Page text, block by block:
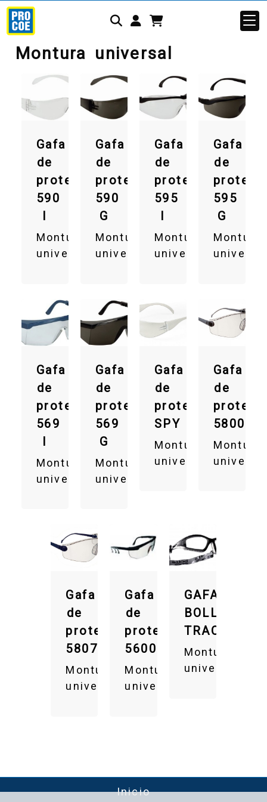
Identifícate
Montura universal
Gafa
de
protección
590
I
Montura
universal
Gafa
de
protección
590
G
Montura
universal
Gafa
de
protección
595
I
Montura
universal
Gafa
de
595
G
Montura
Gafa
de
protección
569
I
Montura
universal
Gafa
de
protección
569
G
Montura
universal
Gafa
de
protección
SPY
Montura
universal
Gafa
de
58000
Montura
Gafa
de
protección
58070
Montura
universal
Gafa
de
protección
56000
Montura
universal
GAFA
BOLLÉ
TRACKER
Montura
universal
Inicio